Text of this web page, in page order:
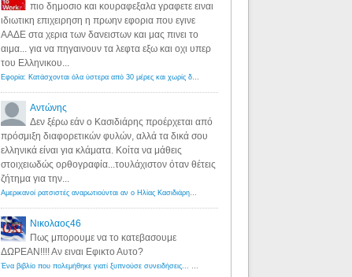
πιο δημοσιο και κουραφεξαλα γραφετε ειναι
ιδιωτικη επιχειρηση η πρωην εφορια που εγινε
ΑΑΔΕ στα χερια των δανειστων και μας πινει το
αιμα... για να πηγαινουν τα λεφτα εξω και οχι υπερ
του Ελληνικου...
Εφορία: Κατάσχονται όλα ύστερα από 30 μέρες και χωρίς δικαστικές αποφάσεις - Λόγιος Ερμής
Αντώνης
Δεν ξέρω εάν ο Κασιδιάρης προέρχεται από
πρόσμιξη διαφορετικών φυλών, αλλά τα δικά σου
ελληνικά είναι για κλάματα. Κοίτα να μάθεις
στοιχειωδώς ορθογραφία...τουλάχιστον όταν θέτεις
ζήτημα για την...
Αμερικανοί ρατσιστές αναρωτιούνται αν ο Ηλίας Κασιδιάρης ανήκει στη λευκή φυλή... - Λόγιος Ερμής
Νικολαος46
Πως μπορουμε να το κατεβασουμε
ΔΩΡΕΑΝ!!!! Αν ειναι Εφικτο Αυτο?
Ένα βιβλίο που πολεμήθηκε γιατί ξυπνούσε συνειδήσεις... - Λόγιος Ερμής | Η γνώση ξεκινάει με την αναζήτηση...